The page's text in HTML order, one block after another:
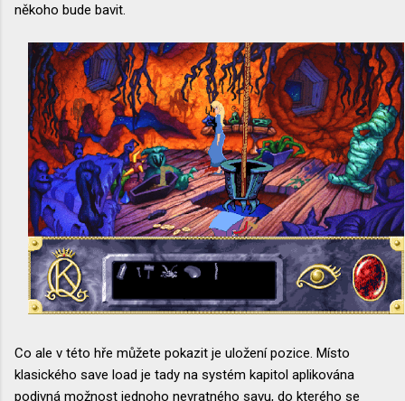
někoho bude bavit.
Co ale v této hře můžete pokazit je uložení pozice. Místo
klasického save load je tady na systém kapitol aplikována
podivná možnost jednoho nevratného savu, do kterého se